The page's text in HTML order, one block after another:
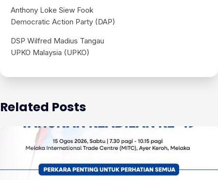
Anthony Loke Siew Fook
Democratic Action Party (DAP)
DSP Wilfred Madius Tangau
UPKO Malaysia (UPKO)
Related Posts